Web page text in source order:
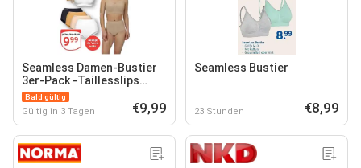
Seamless Damen-Bustier
3er-Pack -Taillesslips
oder -Comfortslips 4er-
Pack
Bald gültig
Gültig in 3 Tagen €9,99
Seamless Bustier
23 Stunden €8,99